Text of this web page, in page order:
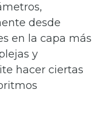
desde
en la capa más
y
hacer ciertas